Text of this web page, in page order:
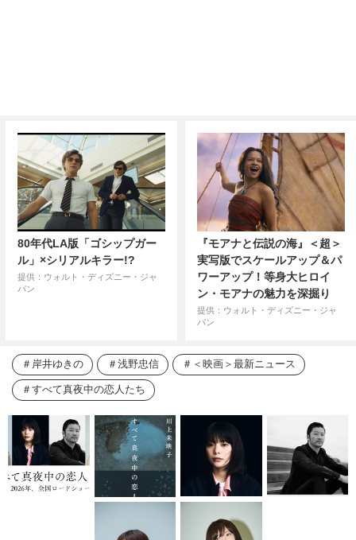
80年代LA版「ゴシップガー
ル」×シリアルキラー!?
提供：ウォルト・ディズニー・ジャ
パン
『モアナと伝説の海』＜超＞
実写版でスケールアップ＆パ
ワーアップ！等身大ヒロイ
ン・モアナの魅力を深掘り
提供：ウォルト・ディズニー・ジャ
パン
岸井ゆきの 浅野忠信 ＜映画＞最新ニュース
すべて真夜中の恋人たち